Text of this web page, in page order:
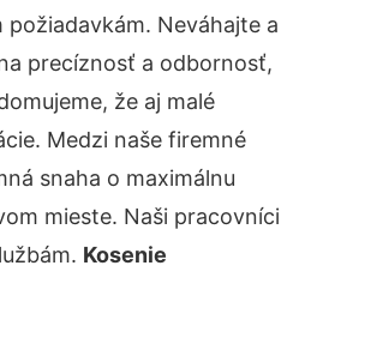
Neváhajte a
precíznosť a odbornosť,
že aj malé
Medzi naše firemné
snaha o maximálnu
mieste. Naši pracovníci
Kosenie